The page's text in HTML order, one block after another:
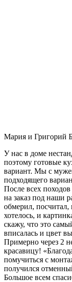
Мария и Григорий
У нас в доме
поэтому готовые
вариант. Мы с
подходящего
После всех
на заказ под наши
обмерил,
хотелось, и
скажу, что это
вписалась и цвет
Примерно через 2
красавицу!
помучиться с
получился
Большое всем